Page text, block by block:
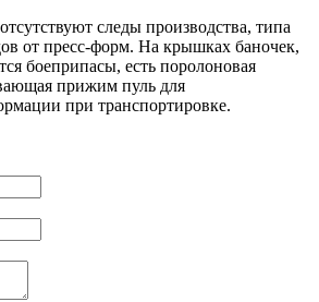
следы производства, типа
от пресс-форм. На крышках баночек,
боеприпасы, есть поролоновая
прижим пуль для
при транспортировке.